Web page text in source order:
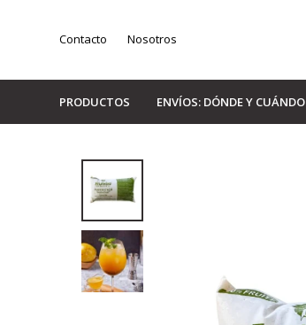
PRODUCTOS ENVÍOS: DÓNDE Y CUÁNDO
Contacto Nosotros